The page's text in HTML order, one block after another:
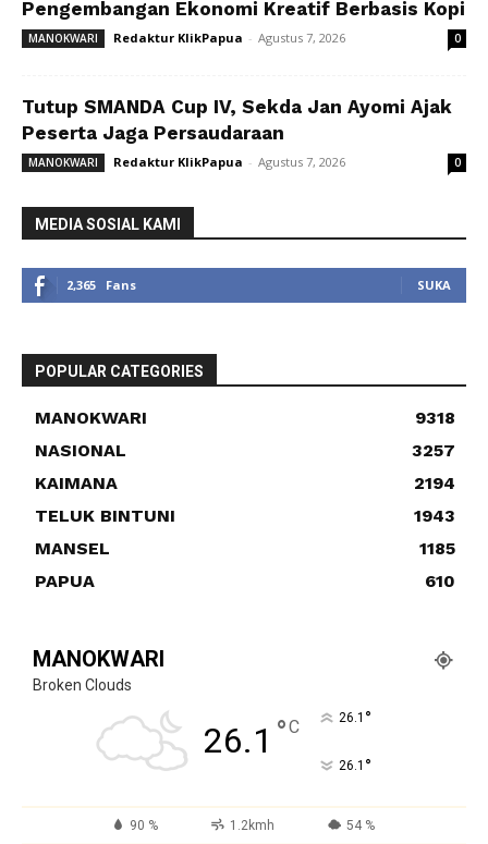
Pengembangan Ekonomi Kreatif Berbasis Kopi
MANOKWARI Redaktur KlikPapua - Agustus 7, 2026 0
Tutup SMANDA Cup IV, Sekda Jan Ayomi Ajak
Peserta Jaga Persaudaraan
MANOKWARI Redaktur KlikPapua - Agustus 7, 2026 0
MEDIA SOSIAL KAMI
2,365 Fans SUKA
POPULAR CATEGORIES
MANOKWARI
9318
NASIONAL
3257
KAIMANA
2194
TELUK BINTUNI
1943
MANSEL
1185
PAPUA
610
MANOKWARI
Broken Clouds
26.1 °C 26.1 °
26.1 °
90 % 1.2kmh 54 %